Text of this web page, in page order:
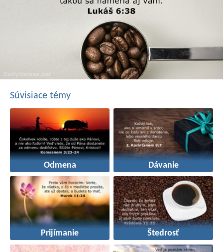
Súvisiace témy
Odmena Dávanie
Prijímanie Štedrosť